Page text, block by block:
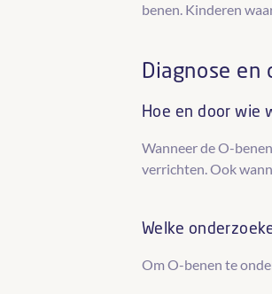
benen. Kinderen
Diagnose en
Hoe en door wie
Wanneer de O-
verrichten. Ook
Welke
Om O-benen te